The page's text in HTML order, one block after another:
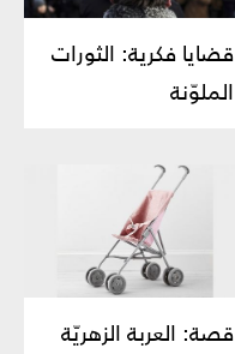
قضايا فكرية: الثورات
الملوّنة
قصة: العربة الزهريّة